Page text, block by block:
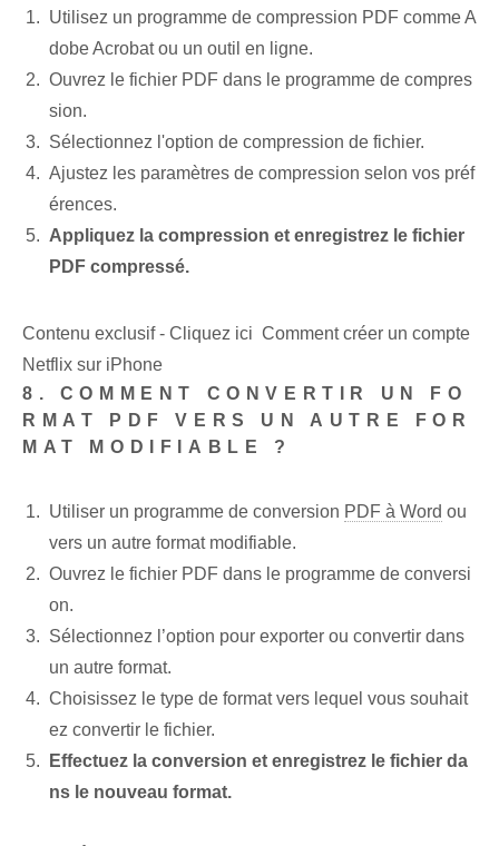
Utilisez un programme de compression PDF comme A
dobe Acrobat ou un outil en ligne.
Ouvrez le fichier PDF dans le programme de compres
sion.
Sélectionnez l'option de compression de fichier.
Ajustez les paramètres de compression selon vos préf
érences.
Appliquez la compression et enregistrez le fichier
PDF compressé.
Contenu exclusif - Cliquez ici Comment créer un compte
Netflix sur iPhone
8. COMMENT CONVERTIR UN FO
RMAT PDF VERS UN AUTRE FOR
MAT MODIFIABLE ?
Utiliser un programme de conversion PDF à Word ou
vers un autre format modifiable.
Ouvrez le fichier PDF dans le programme de conversi
on.
Sélectionnez l’option pour exporter ou convertir dans
un autre format.
Choisissez le type de format vers lequel vous souhait
ez convertir le fichier.
Effectuez la conversion et enregistrez le fichier da
ns le nouveau format.